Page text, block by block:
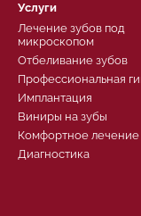
Услуги
Лечение зубов под
микроскопом
Отбеливание зубов
Профессиональная
Имплантация
Виниры на зубы
Комфортное лечение
Диагностика